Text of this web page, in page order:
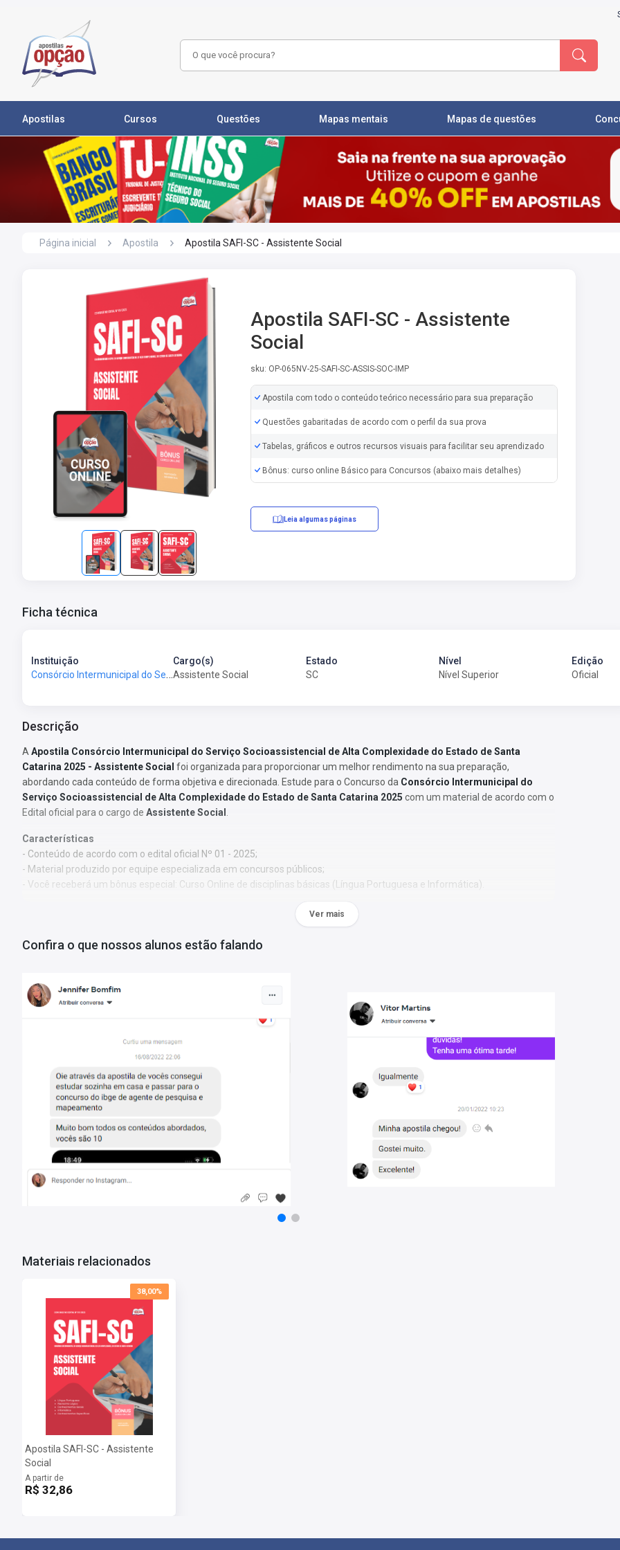
Apostilas Cursos Questões Mapas mentais Mapas de questões
Página inicial Apostila Apostila SAFI-SC - Assistente Social
Apostila SAFI-SC - Assistente
Social
sku: OP-065NV-25-SAFI-SC-ASSIS-SOC-IMP
Apostila com todo o conteúdo teórico necessário para sua preparação
Questões gabaritadas de acordo com o perfil da sua prova
Tabelas, gráficos e outros recursos visuais para facilitar seu aprendizado
Bônus: curso online Básico para Concursos (abaixo mais detalhes)
Leia algumas páginas
Ficha técnica
Instituição
Consórcio Intermunicipal do Serviço Socioassistencial de Alta Complexidade do Estado de Santa Catarina - SAFI-SC
Cargo(s)
Assistente Social
Estado
SC
Nível
Nível Superior
Edição
Oficial
Descrição
A Apostila Consórcio Intermunicipal do Serviço Socioassistencial de Alta Complexidade do Estado de Santa
Catarina 2025 - Assistente Social foi organizada para proporcionar um melhor rendimento na sua preparação,
abordando cada conteúdo de forma objetiva e direcionada. Estude para o Concurso da Consórcio Intermunicipal do
Serviço Socioassistencial de Alta Complexidade do Estado de Santa Catarina 2025 com um material de acordo com o
Edital oficial para o cargo de Assistente Social
Características
- Conteúdo de acordo com o edital oficial Nº 01 - 2025;
- Material produzido por equipe especializada em concursos públicos;
- Você receberá um bônus especial: Curso Online de disciplinas básicas (Língua Portuguesa e Informática).
Este material não se limita à bibliografia oficial do edital. Os temas são abordados conforme o referencial adotado
Matérias da Apostila:
Conhecimentos Gerais
Informática
Conhecimentos Específicos
Inscrições: De 19/11/2025 a 08/12/2025
Salário: R$ 3.101,56
Taxa de Inscrição: R$ 100,00
Prova: 21/12/2025
Ver mais
Confira o que nossos alunos estão falando
Materiais relacionados
38,00%
Apostila SAFI-SC - Assistente
Social
A partir de
R$ 32,86